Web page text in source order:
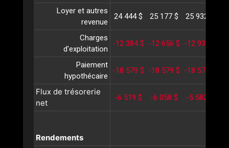
Loyer et autres
revenue
24 444 $ 25 177 $ 25 932 $
Charges
d'exploitation
-12 384 $ -12 656 $ -12 935 $
Paiement
hypothécaire
-18 579 $ -18 579 $ -18 579 $
Flux de trésorerie
net
-6 519 $ -6 058 $ -5 582 $
Rendements